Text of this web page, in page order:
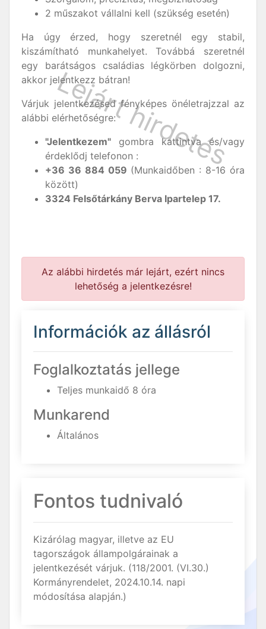
2 műszakot vállalni kell (szükség esetén)
Ha úgy érzed, hogy szeretnél egy stabil,
kiszámítható munkahelyet. Továbbá szeretnél
egy barátságos családias légkörben dolgozni,
akkor jelentkezz bátran!
Várjuk jelentkezésed fényképes önéletrajzzal az
alábbi elérhetőségre:
"Jelentkezem" gombra kattintva és/vagy
érdeklődj telefonon :
+36 36 884 059 (Munkaidőben : 8-16 óra
között)
3324 Felsőtárkány Berva Ipartelep 17.
Az alábbi hirdetés már lejárt, ezért nincs
lehetőség a jelentkezésre!
Információk az állásról
Foglalkoztatás jellege
Teljes munkaidő 8 óra
Munkarend
Általános
Fontos tudnivaló
Kizárólag magyar, illetve az EU
tagországok állampolgárainak a
jelentkezését várjuk. (118/2001. (VI.30.)
Kormányrendelet, 2024.10.14. napi
módosítása alapján.)